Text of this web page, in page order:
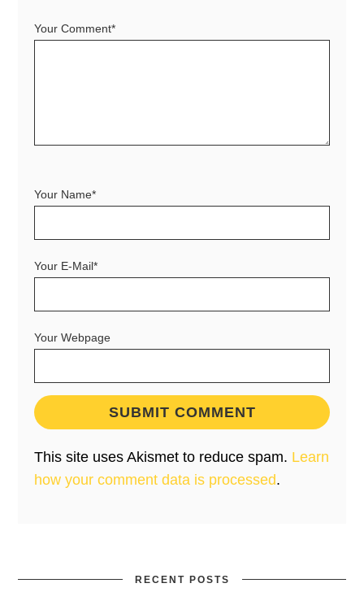
Your Comment*
Your Name*
Your E-Mail*
Your Webpage
This site uses Akismet to reduce spam. Learn
how your comment data is processed.
RECENT POSTS